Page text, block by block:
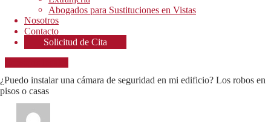
Abogados para Sustituciones en Vistas
Nosotros
Contacto
Solicitud de Cita
¿Puedo instalar una cámara de seguridad en mi edificio? Los robos en
pisos o casas